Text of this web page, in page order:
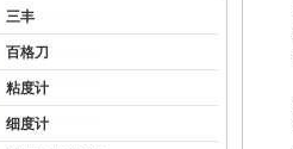
三丰
百格刀
粘度计
细度计